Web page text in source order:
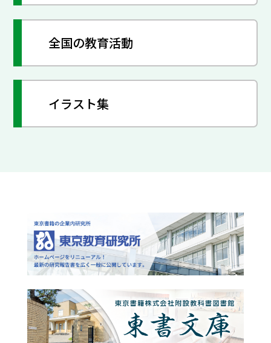
全国の教育活動
イラスト集